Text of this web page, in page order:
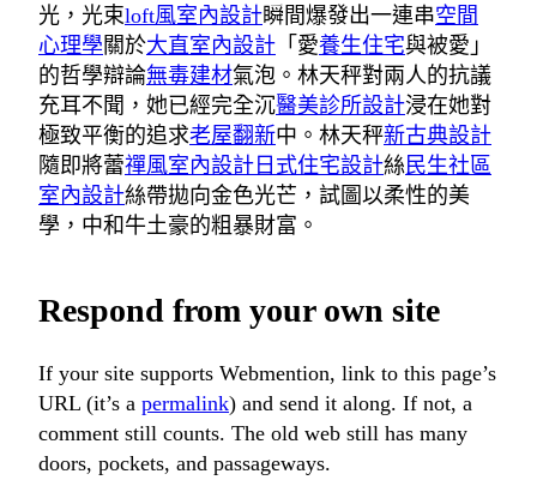
光，光束loft風室內設計瞬間爆發出一連串空間
心理學關於大直室內設計 「愛養生住宅與被愛」
的哲學辯論無毒建材氣泡。林天秤對兩人的抗議
充耳不聞，她已經完全沉醫美診所設計浸在她對
極致平衡的追求老屋翻新中。林天秤新古典設計
隨即將蕾禪風室內設計 日式住宅設計絲民生社區
室內設計絲帶拋向金色光芒，試圖以柔性的美
學，中和牛土豪的粗暴財富。
Respond from your own site
If your site supports Webmention, link to this page’s
URL (it’s a permalink) and send it along. If not, a
comment still counts. The old web still has many
doors, pockets, and passageways.